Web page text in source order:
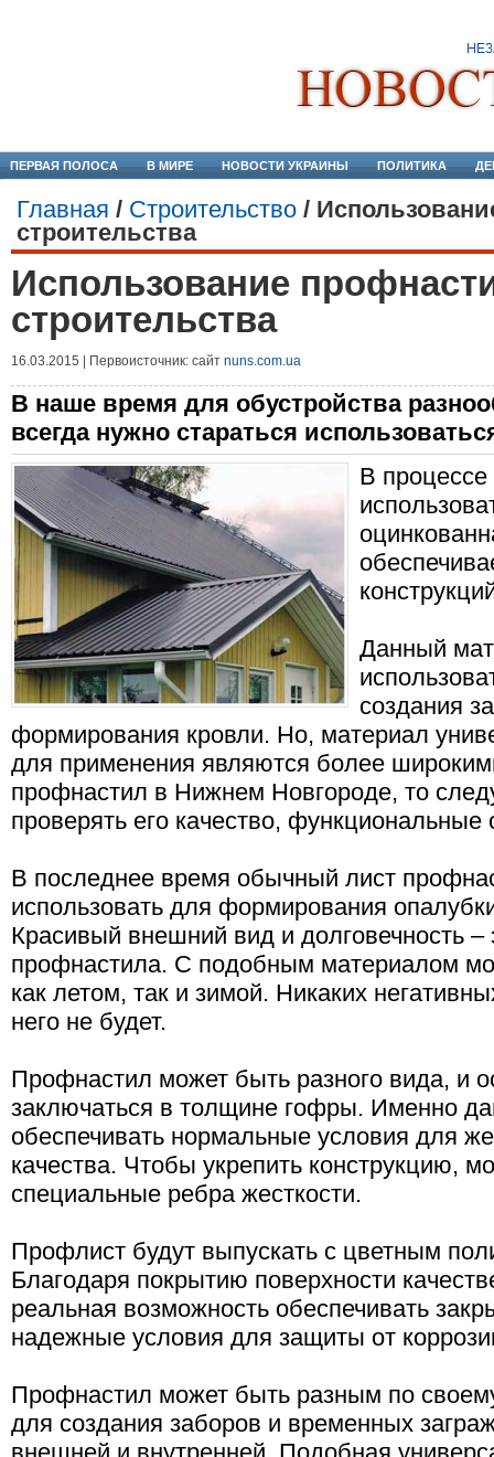
ПЕРВАЯ ПОЛОСА В МИРЕ НОВОСТИ УКРАИНЫ ПОЛИТИКА
Главная / Строительство /
строительства
Использование
строительства
16.03.2015 | Первоисточник: сайт nuns.com.ua
В наше время для обустройства
всегда нужно стараться
В процессе
Данный
создания
формирования кровли. Но, материал
для применения являются более
профнастил в Нижнем Новгороде, то
проверять его качество, функциональные
В последнее время обычный лист
использовать для формирования
Красивый внешний вид и долговечность
профнастила. С подобным материалом
как летом, так и зимой. Никаких
него не будет.
Профнастил может быть разного вида, и
заключаться в толщине гофры. Именно
обеспечивать нормальные условия для
качества. Чтобы укрепить конструкцию,
специальные ребра жесткости.
Профлист будут выпускать с цветным
Благодаря покрытию поверхности
реальная возможность обеспечивать
надежные условия для защиты от
Профнастил может быть разным по
для создания заборов и временных